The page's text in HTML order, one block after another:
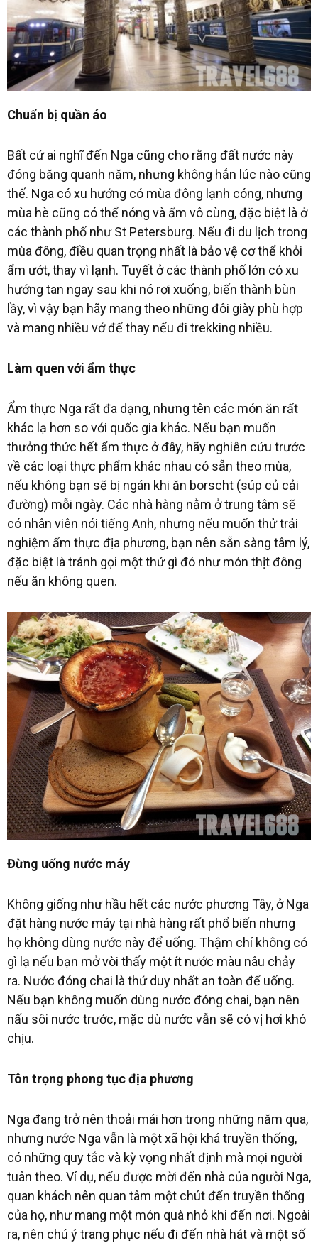
Chuẩn bị quần áo
Bất cứ ai nghĩ đến Nga cũng cho rằng đất nước này
đóng băng quanh năm, nhưng không hẳn lúc nào cũng
thế. Nga có xu hướng có mùa đông lạnh cóng, nhưng
mùa hè cũng có thể nóng và ẩm vô cùng, đặc biệt là ở
các thành phố như St Petersburg. Nếu đi du lịch trong
mùa đông, điều quan trọng nhất là bảo vệ cơ thể khỏi
ẩm ướt, thay vì lạnh. Tuyết ở các thành phố lớn có xu
hướng tan ngay sau khi nó rơi xuống, biến thành bùn
lầy, vì vậy bạn hãy mang theo những đôi giày phù hợp
và mang nhiều vớ để thay nếu đi trekking nhiều.
Làm quen với ẩm thực
Ẩm thực Nga rất đa dạng, nhưng tên các món ăn rất
khác lạ hơn so với quốc gia khác. Nếu bạn muốn
thưởng thức hết ẩm thực ở đây, hãy nghiên cứu trước
về các loại thực phẩm khác nhau có sẵn theo mùa,
nếu không bạn sẽ bị ngán khi ăn borscht (súp củ cải
đường) mỗi ngày. Các nhà hàng nằm ở trung tâm sẽ
có nhân viên nói tiếng Anh, nhưng nếu muốn thử trải
nghiệm ẩm thực địa phương, bạn nên sẵn sàng tâm lý,
đặc biệt là tránh gọi một thứ gì đó như món thịt đông
nếu ăn không quen.
Đừng uống nước máy
Không giống như hầu hết các nước phương Tây, ở Nga
đặt hàng nước máy tại nhà hàng rất phổ biến nhưng
họ không dùng nước này để uống. Thậm chí không có
gì lạ nếu bạn mở vòi thấy một ít nước màu nâu chảy
ra. Nước đóng chai là thứ duy nhất an toàn để uống.
Nếu bạn không muốn dùng nước đóng chai, bạn nên
nấu sôi nước trước, mặc dù nước vẫn sẽ có vị hơi khó
chịu.
Tôn trọng phong tục địa phương
Nga đang trở nên thoải mái hơn trong những năm qua,
nhưng nước Nga vẫn là một xã hội khá truyền thống,
có những quy tắc và kỳ vọng nhất định mà mọi người
tuân theo. Ví dụ, nếu được mời đến nhà của người Nga,
quan khách nên quan tâm một chút đến truyền thống
của họ, như mang một món quà nhỏ khi đến nơi. Ngoài
ra, nên chú ý trang phục nếu đi đến nhà hát và một số